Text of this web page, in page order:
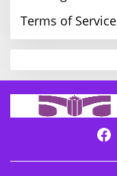
Terms of Service